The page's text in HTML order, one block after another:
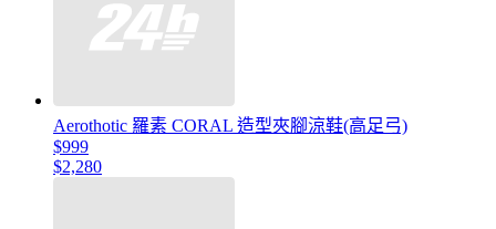
Aerothotic 羅素 CORAL 造型夾腳涼鞋(高足弓)
$999
$2,280